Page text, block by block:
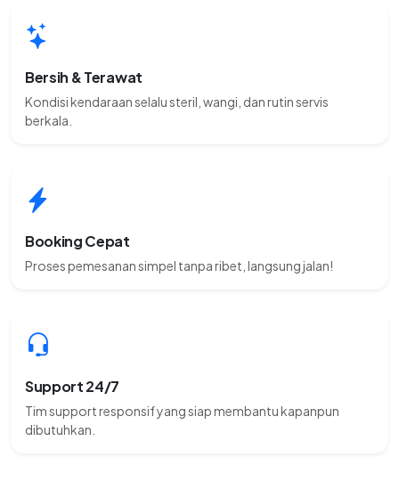
Bersih & Terawat
Kondisi kendaraan selalu steril, wangi, dan rutin servis
berkala.
Booking Cepat
Proses pemesanan simpel tanpa ribet, langsung jalan!
Support 24/7
Tim support responsif yang siap membantu kapanpun
dibutuhkan.